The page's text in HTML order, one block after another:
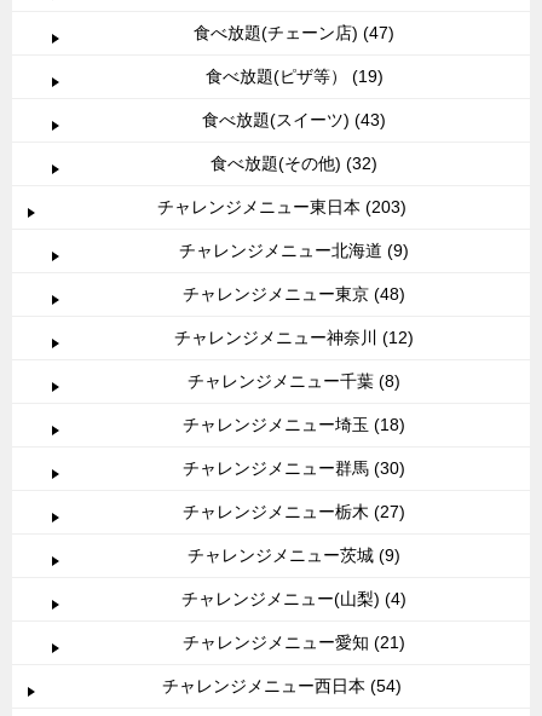
食べ放題(チェーン店) (47)
食べ放題(ピザ等） (19)
食べ放題(スイーツ) (43)
食べ放題(その他) (32)
チャレンジメニュー東日本 (203)
チャレンジメニュー北海道 (9)
チャレンジメニュー東京 (48)
チャレンジメニュー神奈川 (12)
チャレンジメニュー千葉 (8)
チャレンジメニュー埼玉 (18)
チャレンジメニュー群馬 (30)
チャレンジメニュー栃木 (27)
チャレンジメニュー茨城 (9)
チャレンジメニュー(山梨) (4)
チャレンジメニュー愛知 (21)
チャレンジメニュー西日本 (54)